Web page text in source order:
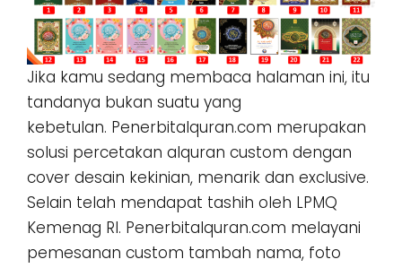
Jika kamu sedang membaca halaman ini, itu
tandanya bukan suatu yang
kebetulan. Penerbitalquran.com merupakan
solusi percetakan alquran custom dengan
cover desain kekinian, menarik dan exclusive.
Selain telah mendapat tashih oleh LPMQ
Kemenag RI. Penerbitalquran.com melayani
pemesanan custom tambah nama, foto